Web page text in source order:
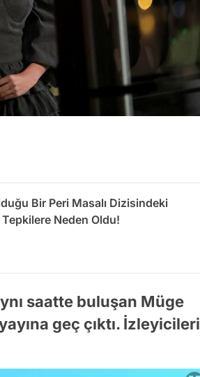
Bir Peri Masalı Dizisindeki
Neden Oldu!
saatte buluşan Müge
geç çıktı. İzleyicileri